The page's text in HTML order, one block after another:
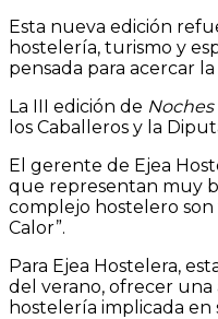
Esta nueva edición
hostelería, turismo y
pensada para acercar
La III edición de Noches
los Caballeros y la
El gerente de Ejea
que representan muy
complejo hostelero son
Calor”.
Para Ejea Hostelera,
del verano, ofrecer una
hostelería implicada en